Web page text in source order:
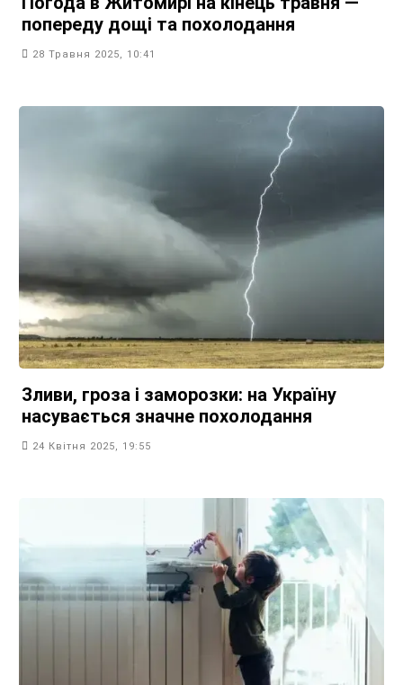
попереду дощі та похолодання
28 Травня 2025, 10:41
Зливи, гроза і заморозки: на Україну
насувається значне похолодання
24 Квітня 2025, 19:55